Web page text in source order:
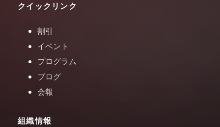
クイックリンク
割引
イベント
プログラム
ブログ
会報
組織情報